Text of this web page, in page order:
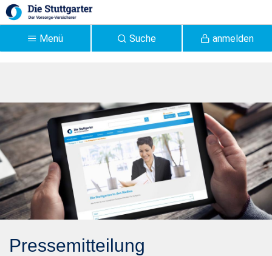
Zum Hauptinhalt springen
anmelden
Suche
Menü
Risikolebensversicherung
: Die Stuttgarter senkt die
Beiträge für Langzeit-
Nichtraucher und Eltern -
Stuttgarter
Pressemitteilung